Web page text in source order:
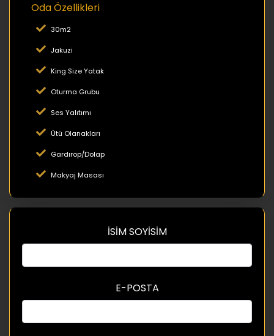
Oda Özellikleri
30m2
Jakuzi
King Size Yatak
Oturma Grubu
Ses Yalıtımı
Ütü Olanakları
Gardırop/Dolap
Makyaj Masası
İSİM SOYİSİM
E-POSTA